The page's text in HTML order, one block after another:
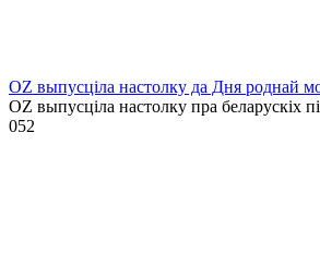
OZ выпусціла настолку да Дня роднай
OZ выпусціла настолку пра беларускіх
052